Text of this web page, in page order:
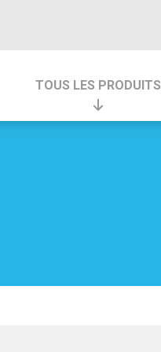
TOUS LES PRODUITS